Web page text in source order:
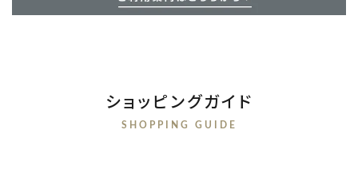
ショッピングガイド
SHOPPING GUIDE